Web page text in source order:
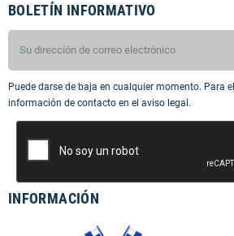
BOLETÍN INFORMATIVO
Puede darse de baja en cualquier momento. Para
información de contacto en el aviso legal.
INFORMACIÓN